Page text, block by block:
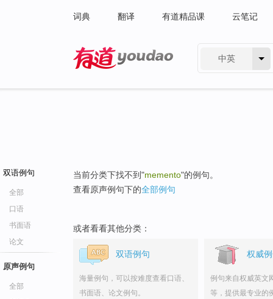
词典 翻译 有道精品课 云笔记
中英
双语例句
全部
口语
书面语
论文
原声例句
全部
当前分类下找不到"memento"的例句。
查看原声例句下的全部例句
或者看看其他分类：
双语例句
海量例句，可以按难度查看口语、
书面语、论文例句。
权威
例句来自权威英文
等，提供最专业的